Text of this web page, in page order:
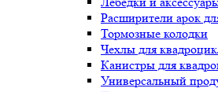
Расширители арок
Тормозные колодки
Чехлы для
Канистры для
Универсальный